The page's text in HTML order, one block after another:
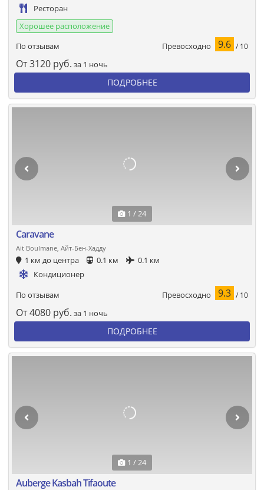
Ресторан
Хорошее расположение
По отзывам
Превосходно 9.6 / 10
От3120 руб. за 1 ночь
ПОДРОБНЕЕ
1 / 24
Caravane
Ait Boulmane, Айт-Бен-Хадду
1 км до центра 0.1 км
0.1 км
Кондиционер
По отзывам Превосходно 9.3 / 10
От4080 руб. за 1 ночь
ПОДРОБНЕЕ
1 / 24
Auberge Kasbah Tifaoute